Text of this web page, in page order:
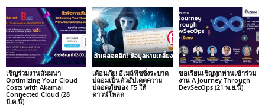
เชิญร่วมงานสัมมนา
Optimizing Your Cloud
Costs with Akamai
Connected Cloud (28
มี.ค.นี้)
เตือนภัย! อีเมล์ฟิชชิ่งระบาด
ปลอมเป็นตัวอัปเดตความ
ปลอดภัยของ F5 ให้
ดาวน์โหลด
ขอเรียนเชิญทุกท่านเข้าร่วม
งาน A Journey Through
DevSecOps (21 พ.ย.นี้)